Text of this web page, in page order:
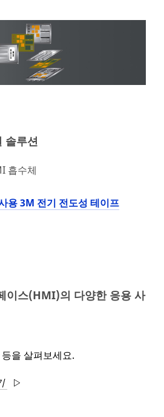
솔루션
흡수체
용 3M 전기 전도성 테이프
이스(HMI)의 다양한 응용 사
을 살펴보세요.